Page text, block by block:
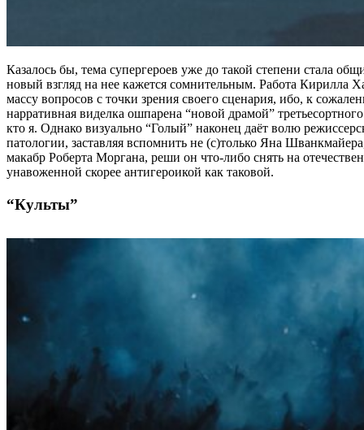
Казалось бы, тема супергероев уже до такой степени стала
новый взгляд на нее кажется сомнительным. Работа Кирилла
массу вопросов с точки зрения своего сценария, ибо, к
нарративная виделка ошпарена “новой драмой”
кто я. Однако визуально “Голый” наконец даёт волю
патологии, заставляя вспомнить не (с)только Яна
макабр Роберта Моргана, реши он что-либо снять на
унавоженной скорее антигероикой как таковой.
“Культы”